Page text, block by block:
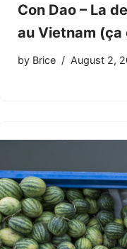
Con Dao – La
au Vietnam (ça
by Brice August 2,